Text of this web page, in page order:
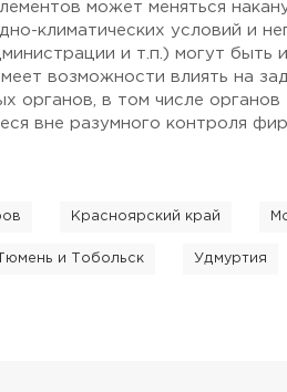
может меняться
климатических условий и
и т.п.) могут быть
возможности влиять на
органов, в том числе органов
вне разумного контроля
Красноярский край
Тюмень и Тобольск Удмуртия